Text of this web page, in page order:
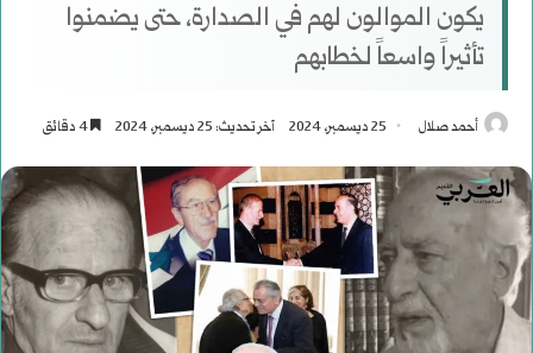
يكون الموالون لهم في الصدارة، حتى يضمنوا
تأثيراً واسعاً لخطابهم
أحمد صلال 25 ديسمبر، 2024 آخر تحديث: 25 ديسمبر، 2024